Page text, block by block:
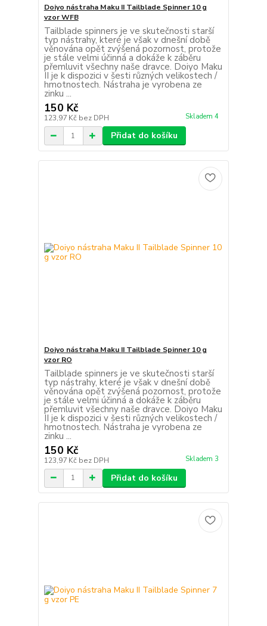
Doiyo nástraha Maku II Tailblade Spinner 10 g
vzor WFB
Tailblade spinners je ve skutečnosti starší
typ nástrahy, které je však v dnešní době
věnována opět zvýšená pozornost, protože
je stále velmi účinná a dokáže k záběru
přemluvit všechny naše dravce. Doiyo Maku
II je k dispozici v šesti různých velikostech /
hmotnostech. Nástraha je vyrobena ze
zinku ...
150 Kč
123,97 Kč bez DPH Skladem 4
Přidat do košíku
Doiyo nástraha Maku II Tailblade Spinner 10 g
vzor RO
Tailblade spinners je ve skutečnosti starší
typ nástrahy, které je však v dnešní době
věnována opět zvýšená pozornost, protože
je stále velmi účinná a dokáže k záběru
přemluvit všechny naše dravce. Doiyo Maku
II je k dispozici v šesti různých velikostech /
hmotnostech. Nástraha je vyrobena ze
zinku ...
150 Kč
123,97 Kč bez DPH Skladem 3
Přidat do košíku